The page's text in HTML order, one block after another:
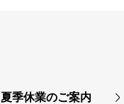
夏季休業のご案内